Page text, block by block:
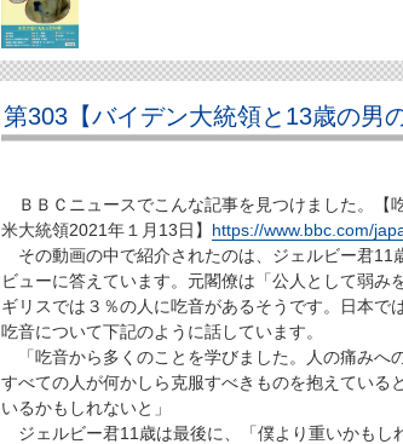
第303【バイデン大統領と13歳の男
ＢＢＣニュースでこんな記事を見つけました。
米大統領2021年１月13日】 https://www.bbc.com/
その動画の中で紹介されたのは、ジェルビー君11
ビューに答えています。元閣僚は「公⼈として弱み
ギリスでは３％の人に吃音があるそうです。日本で
吃音について下記のように話しています。
「吃音から多くのことを学びました。人の痛みへ
すべての人が何かしら克服すべきものを抱えている
いるかもしれないと」
ジェルビー君11歳は最後に、「僕より重いかもし